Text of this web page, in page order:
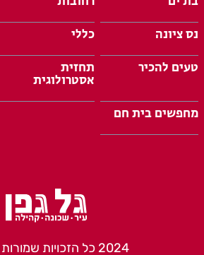
נס ציונה
כללי
טעים להכיר
תחזית
אסטרולוגית
מחפשים בית חם
2024 כל הזכויות שמורות לגל גפן